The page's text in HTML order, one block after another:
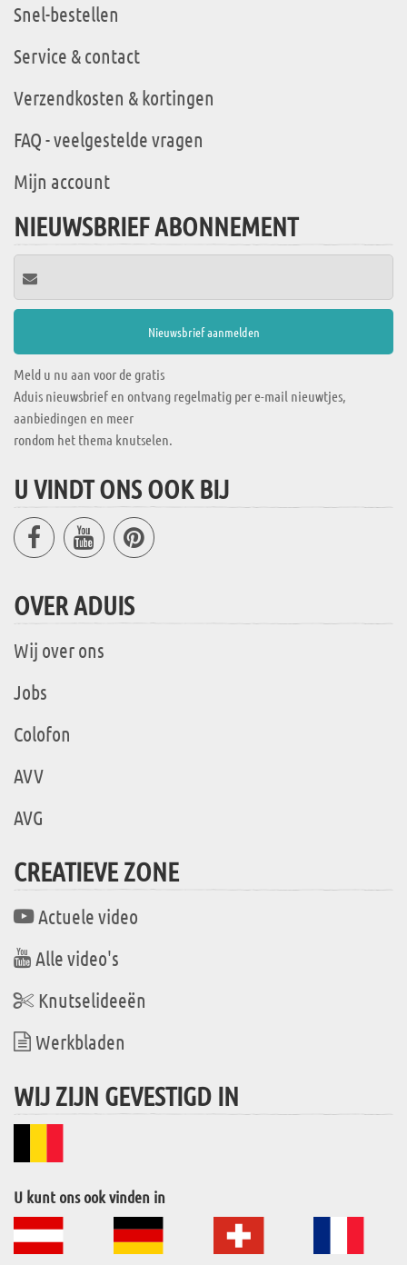
Snel-bestellen
Service & contact
Verzendkosten & kortingen
FAQ - veelgestelde vragen
Mijn account
NIEUWSBRIEF ABONNEMENT
Meld u nu aan voor de gratis
Aduis nieuwsbrief en ontvang regelmatig per e-mail nieuwtjes,
aanbiedingen en meer
rondom het thema knutselen.
U VINDT ONS OOK BIJ
OVER ADUIS
Wij over ons
Jobs
Colofon
AVV
AVG
CREATIEVE ZONE
Actuele video
Alle video's
Knutselideeën
Werkbladen
WIJ ZIJN GEVESTIGD IN
U kunt ons ook vinden in